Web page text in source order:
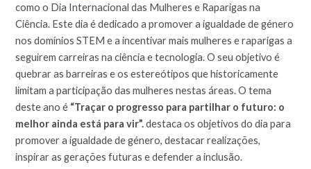
como o Dia Internacional das Mulheres e Raparigas na
Ciência. Este dia é dedicado a promover a igualdade de género
nos domínios STEM e a incentivar mais mulheres e raparigas a
seguirem carreiras na ciência e tecnologia. O seu objetivo é
quebrar as barreiras e os estereótipos que historicamente
limitam a participação das mulheres nestas áreas. O tema
deste ano é “Traçar o progresso para partilhar o futuro: o
melhor ainda está para vir”.destaca os objetivos do dia para
promover a igualdade de género, destacar realizações,
inspirar as gerações futuras e defender a inclusão.